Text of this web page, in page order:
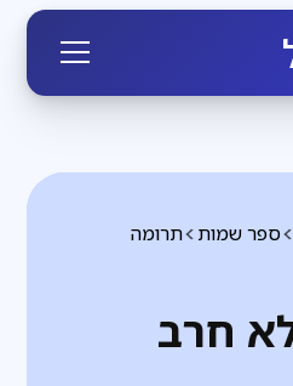
תרומה ספר שמות
חרב